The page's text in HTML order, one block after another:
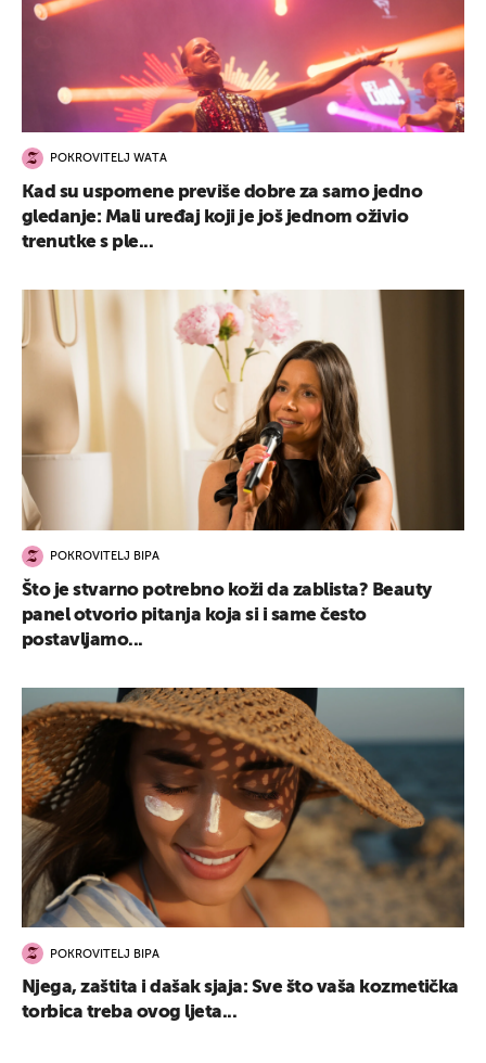
POKROVITELJ WATA
Kad su uspomene previše dobre za samo jedno
gledanje: Mali uređaj koji je još jednom oživio
trenutke s ple...
POKROVITELJ BIPA
Što je stvarno potrebno koži da zablista? Beauty
panel otvorio pitanja koja si i same često
postavljamo...
POKROVITELJ BIPA
Njega, zaštita i dašak sjaja: Sve što vaša kozmetička
torbica treba ovog ljeta...